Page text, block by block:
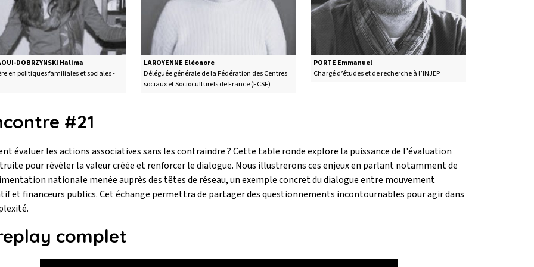
DOBRZYNSKI Halima
en politiques familiales et sociales -
LAROYENNE Eléonore
Titre de l'intervenant
Déléguée générale de la Fédération des Centres
sociaux et Socioculturels de France (FCSF)
PORTE Emmanuel
Titre de l'intervenant
Chargé d’études et de recherche à l’INJEP
la page #21
évaluer les actions associatives sans les contraindre ? Cette table ronde explore la puissance de l'évaluation
pour révéler la valeur créée et renforcer le dialogue. Nous illustrerons ces enjeux en parlant notamment de
nationale menée auprès des têtes de réseau, un exemple concret du dialogue entre mouvement
et financeurs publics. Cet échange permettra de partager des questionnements incontournables pour agir dans
complet